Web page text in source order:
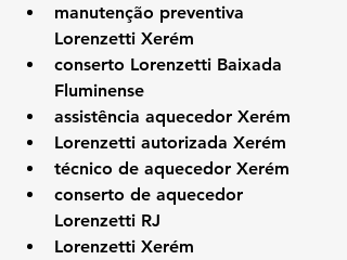
manutenção preventiva
Lorenzetti Xerém
conserto Lorenzetti Baixada
Fluminense
assistência aquecedor Xerém
Lorenzetti autorizada Xerém
técnico de aquecedor Xerém
conserto de aquecedor
Lorenzetti RJ
Lorenzetti Xerém